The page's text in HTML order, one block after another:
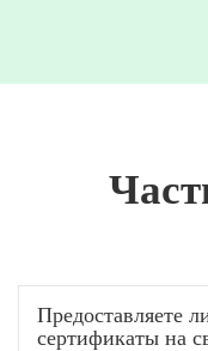
Предоставляете
сертификаты на